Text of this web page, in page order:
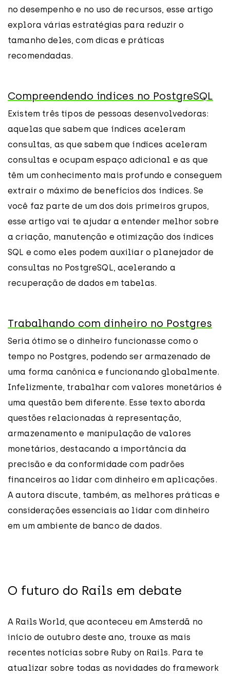
no desempenho e no uso de recursos, esse artigo
explora várias estratégias para reduzir o
tamanho deles, com dicas e práticas
recomendadas.
Compreendendo índices no PostgreSQL
Existem três tipos de pessoas desenvolvedoras:
aquelas que sabem que índices aceleram
consultas, as que sabem que índices aceleram
consultas e ocupam espaço adicional e as que
têm um conhecimento mais profundo e conseguem
extrair o máximo de benefícios dos índices. Se
você faz parte de um dos dois primeiros grupos,
esse artigo vai te ajudar a entender melhor sobre
a criação, manutenção e otimização dos índices
SQL e como eles podem auxiliar o planejador de
consultas no PostgreSQL, acelerando a
recuperação de dados em tabelas.
Trabalhando com dinheiro no Postgres
Seria ótimo se o dinheiro funcionasse como o
tempo no Postgres, podendo ser armazenado de
uma forma canônica e funcionando globalmente.
Infelizmente, trabalhar com valores monetários é
uma questão bem diferente. Esse texto aborda
questões relacionadas à representação,
armazenamento e manipulação de valores
monetários, destacando a importância da
precisão e da conformidade com padrões
financeiros ao lidar com dinheiro em aplicações.
A autora discute, também, as melhores práticas e
considerações essenciais ao lidar com dinheiro
em um ambiente de banco de dados.
O futuro do Rails em debate
A Rails World, que aconteceu em Amsterdã no
início de outubro deste ano, trouxe as mais
recentes notícias sobre Ruby on Rails. Para te
atualizar sobre todas as novidades do framework